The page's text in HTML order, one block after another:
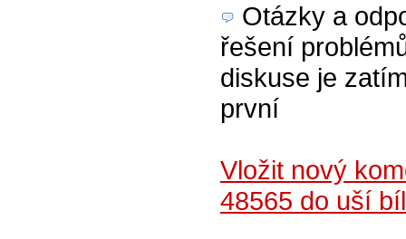
Otázky a
řešení
diskuse je
první
Vložit nový
48565 do uší